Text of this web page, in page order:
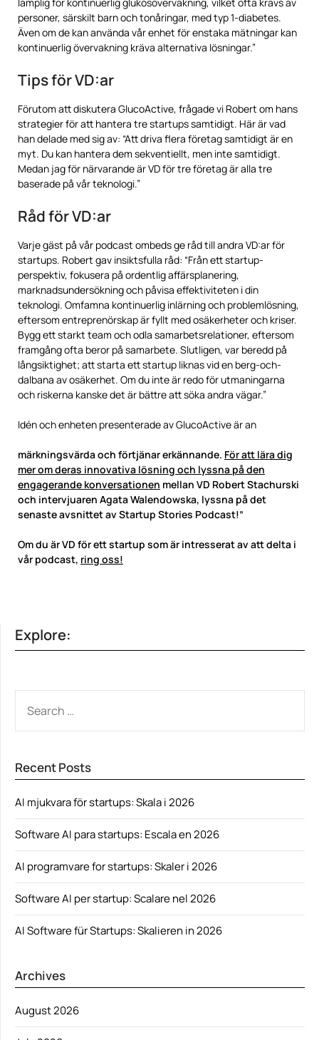
lämplig för kontinuerlig glukosövervakning, vilket ofta krävs av
personer, särskilt barn och tonåringar, med typ 1-diabetes.
Även om de kan använda vår enhet för enstaka mätningar kan
kontinuerlig övervakning kräva alternativa lösningar.”
Tips för VD:ar
Förutom att diskutera GlucoActive, frågade vi Robert om hans
strategier för att hantera tre startups samtidigt. Här är vad
han delade med sig av: “Att driva flera företag samtidigt är en
myt. Du kan hantera dem sekventiellt, men inte samtidigt.
Medan jag för närvarande är VD för tre företag är alla tre
baserade på vår teknologi.”
Råd för VD:ar
Varje gäst på vår podcast ombeds ge råd till andra VD:ar för
startups. Robert gav insiktsfulla råd: “Från ett startup-
perspektiv, fokusera på ordentlig affärsplanering,
marknadsundersökning och påvisa effektiviteten i din
teknologi. Omfamna kontinuerlig inlärning och problemlösning,
eftersom entreprenörskap är fyllt med osäkerheter och kriser.
Bygg ett starkt team och odla samarbetsrelationer, eftersom
framgång ofta beror på samarbete. Slutligen, var beredd på
långsiktighet; att starta ett startup liknas vid en berg-och-
dalbana av osäkerhet. Om du inte är redo för utmaningarna
och riskerna kanske det är bättre att söka andra vägar.”
Idén och enheten presenterade av GlucoActive är an
märkningsvärda och förtjänar erkännande. För att lära dig
mer om deras innovativa lösning och lyssna på den
engagerande konversationen mellan VD Robert Stachurski
och intervjuaren Agata Walendowska, lyssna på det
senaste avsnittet av Startup Stories Podcast!”
Om du är VD för ett startup som är intresserat av att delta i
vår podcast, ring oss!
Explore:
FOR:
Recent Posts
AI mjukvara för startups: Skala i 2026
Software AI para startups: Escala en 2026
AI programvare for startups: Skaler i 2026
Software AI per startup: Scalare nel 2026
AI Software für Startups: Skalieren in 2026
Archives
August 2026